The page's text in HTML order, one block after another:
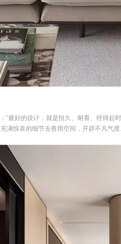
“最好的设计，就是恒久、耐看、经得起
满惊喜的细节去善用空间，开辟不凡气